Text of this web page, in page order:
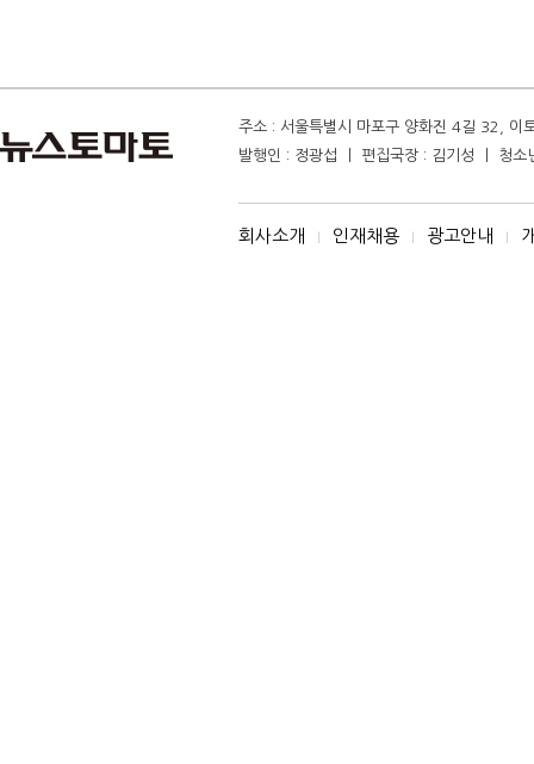
주소 : 서울특별시 마포구 양화진 4길 32,
발행인 : 정광섭 ㅣ 편집국장 : 김기성 ㅣ
회사소개 I 인재채용 I 광고안내 I